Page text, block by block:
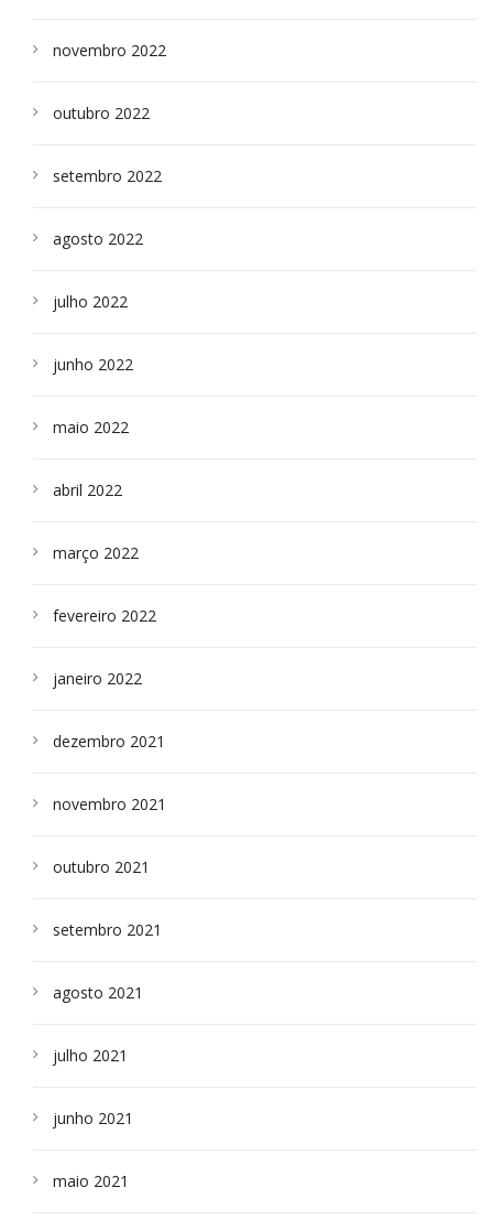
novembro 2022
outubro 2022
setembro 2022
agosto 2022
julho 2022
junho 2022
maio 2022
abril 2022
março 2022
fevereiro 2022
janeiro 2022
dezembro 2021
novembro 2021
outubro 2021
setembro 2021
agosto 2021
julho 2021
junho 2021
maio 2021